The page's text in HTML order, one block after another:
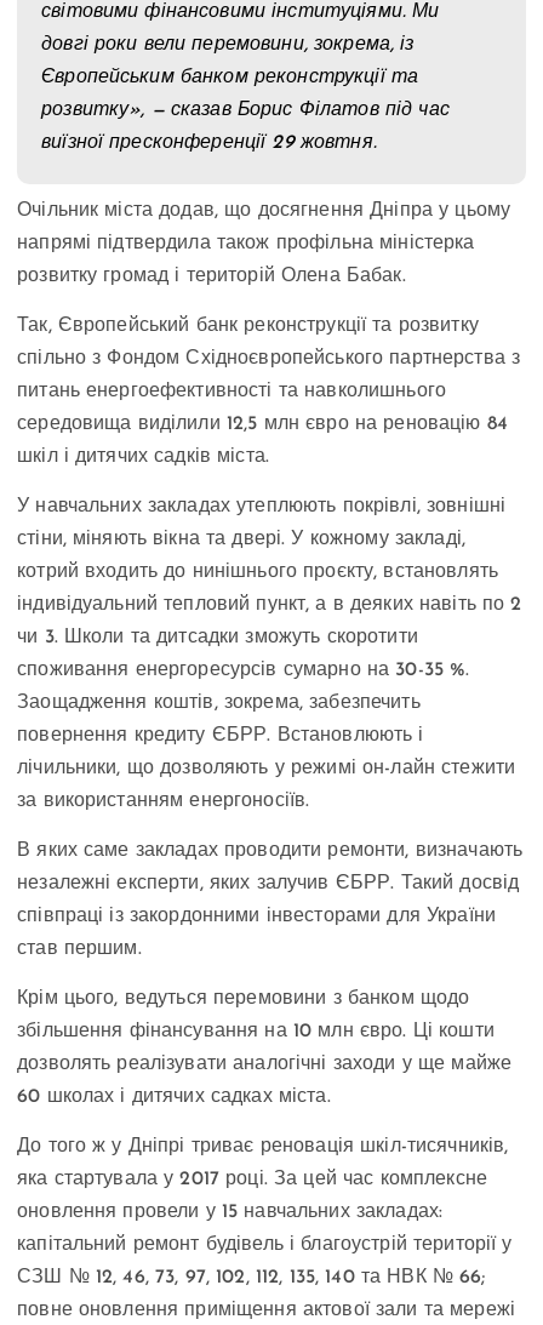
світовими фінансовими інституціями. Ми
довгі роки вели перемовини, зокрема, із
Європейським банком реконструкції та
розвитку», — сказав Борис Філатов під час
виїзної пресконференції 29 жовтня.
Очільник міста додав, що досягнення Дніпра у цьому
напрямі підтвердила також профільна міністерка
розвитку громад і територій Олена Бабак.
Так, Європейський банк реконструкції та розвитку
спільно з Фондом Східноєвропейського партнерства з
питань енергоефективності та навколишнього
середовища виділили 12,5 млн євро на реновацію 84
шкіл і дитячих садків міста.
У навчальних закладах утеплюють покрівлі, зовнішні
стіни, міняють вікна та двері. У кожному закладі,
котрий входить до нинішнього проєкту, встановлять
індивідуальний тепловий пункт, а в деяких навіть по 2
чи 3. Школи та дитсадки зможуть скоротити
споживання енергоресурсів сумарно на 30-35 %.
Заощадження коштів, зокрема, забезпечить
повернення кредиту ЄБРР. Встановлюють і
лічильники, що дозволяють у режимі он-лайн стежити
за використанням енергоносіїв.
В яких саме закладах проводити ремонти, визначають
незалежні експерти, яких залучив ЄБРР. Такий досвід
співпраці із закордонними інвесторами для України
став першим.
Крім цього, ведуться перемовини з банком щодо
збільшення фінансування на 10 млн євро. Ці кошти
дозволять реалізувати аналогічні заходи у ще майже
60 школах і дитячих садках міста.
До того ж у Дніпрі триває реновація шкіл-тисячників,
яка стартувала у 2017 році. За цей час комплексне
оновлення провели у 15 навчальних закладах:
капітальний ремонт будівель і благоустрій території у
СЗШ № 12, 46, 73, 97, 102, 112, 135, 140 та НВК № 66;
повне оновлення приміщення актової зали та мережі